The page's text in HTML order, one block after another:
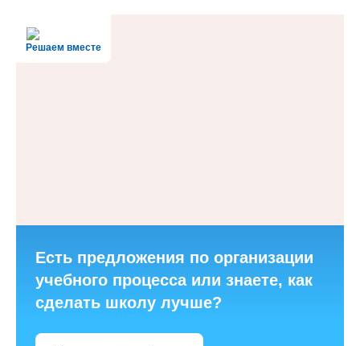
Решаем вместе
Есть предложения по организации
учебного процесса или знаете, как
сделать школу лучше?